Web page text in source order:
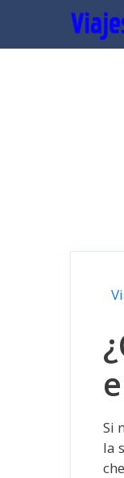
contenido
Si
la